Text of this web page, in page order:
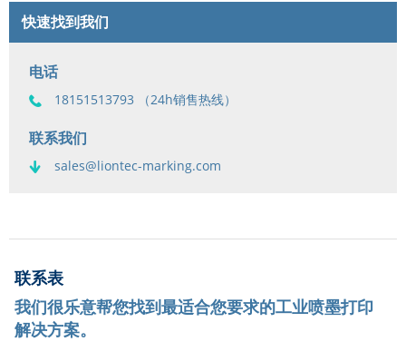
快速找到我们
电话
18151513793 （24h销售热线）
联系我们
sales@liontec-marking.com
联系表
我们很乐意帮您找到最适合您要求的工业喷墨打印
解决方案。